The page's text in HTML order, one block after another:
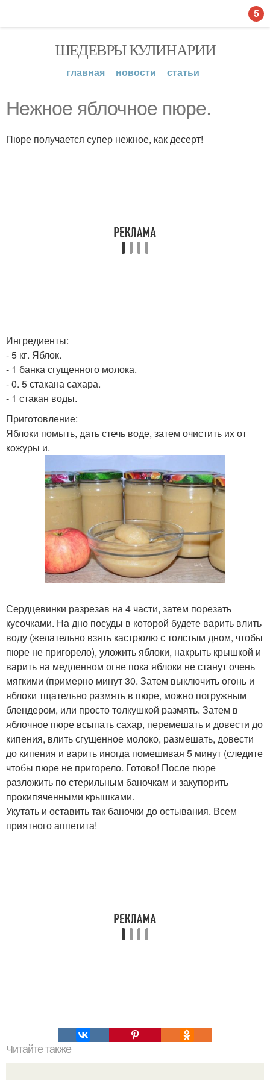
ШЕДЕВРЫ КУЛИНАРИИ
главная новости статьи
Нежное яблочное пюре.
Пюре получается супер нежное, как десерт!
Ингредиенты:
- 5 кг. Яблок.
- 1 банка сгущенного молока.
- 0. 5 стакана сахара.
- 1 стакан воды.
Приготовление:
Яблоки помыть, дать стечь воде, затем очистить их от
кожуры и.
Сердцевинки разрезав на 4 части, затем порезать
кусочками. На дно посуды в которой будете варить влить
воду (желательно взять кастрюлю с толстым дном, чтобы
пюре не пригорело), уложить яблоки, накрыть крышкой и
варить на медленном огне пока яблоки не станут очень
мягкими (примерно минут 30. Затем выключить огонь и
яблоки тщательно размять в пюре, можно погружным
блендером, или просто толкушкой размять. Затем в
яблочное пюре всыпать сахар, перемешать и довести до
кипения, влить сгущенное молоко, размешать, довести
до кипения и варить иногда помешивая 5 минут (следите
чтобы пюре не пригорело. Готово! После пюре
разложить по стерильным баночкам и закупорить
прокипяченными крышками.
Укутать и оставить так баночки до остывания. Всем
приятного аппетита!
Читайте также
5